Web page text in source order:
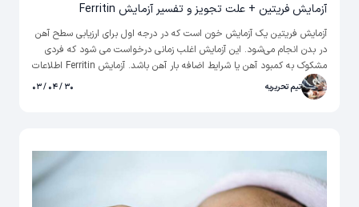
آزمایش فریتین + علت تجویز و تفسیر آزمایش Ferritin
آزمایش فریتین یک آزمایش خون است که در درجه اول برای ارزیابی سطح آهن
در بدن انجام می‌شود. این آزمایش اغلب زمانی درخواست می شود که فردی
مشکوک به کمبود آهن یا شرایط اضافه بار آهن باشد. آزمایش Ferritin اطلاعات
ارزشمندی را برای تشخیص و نظارت بر اختلالات مرتبط با آهن فراهم می‌کند
که در ادامه به آن اشاه خواهیم کرد.
تیم تحریریه ۳۰ / ۰۴ / ۰۳